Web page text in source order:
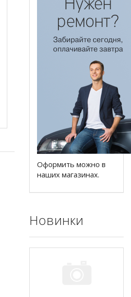
Оформить можно в
наших магазинах.
Новинки